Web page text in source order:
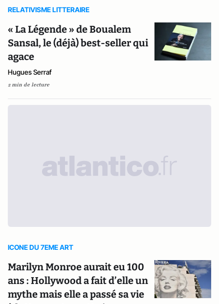
RELATIVISME LITTERAIRE
« La Légende » de Boualem
Sansal, le (déjà) best-seller qui
agace
Hugues Serraf
2 min de lecture
ICONE DU 7EME ART
Marilyn Monroe aurait eu 100
ans : Hollywood a fait d’elle un
mythe mais elle a passé sa vie